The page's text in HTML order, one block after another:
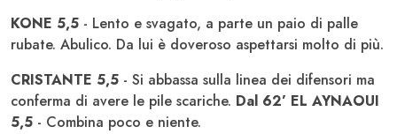
KONE 5,5 - Lento e svagato, a parte un paio di palle
rubate. Abulico. Da lui è doveroso aspettarsi molto di più.
CRISTANTE 5,5 - Si abbassa sulla linea dei difensori ma
conferma di avere le pile scariche. Dal 62’ EL AYNAOUI
5,5 - Combina poco e niente.